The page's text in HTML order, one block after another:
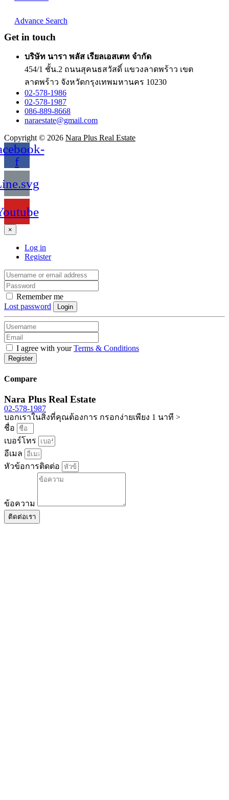
Advance Search
Get in touch
บริษัท นารา พลัส เรียลเอสเตท จำกัด
454/1 ชั้น.2 ถนนสุคนธสวัสดิ์ แขวงลาดพร้าว เขต
ลาดพร้าว จังหวัดกรุงเทพมหานคร 10230
02-578-1986
02-578-1987
086-889-8668
naraestate@gmail.com
Copyright © 2026 Nara Plus Real Estate
f
×
Log in
Register
Remember me
Lost password
Login
I agree with yourTerms & Conditions
Register
Compare
Nara Plus Real Estate
02-578-1987
บอกเราในสิ่งที่คุณต้องการ กรอกง่ายเพียง 1 นาที >
ชื่อ
เบอร์โทร
อีเมล
หัวข้อการติดต่อ
ข้อความ
ติดต่อเรา